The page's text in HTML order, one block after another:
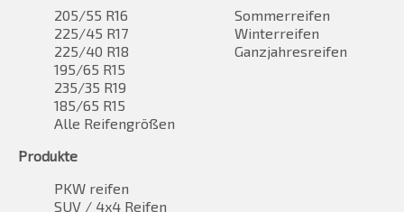
205/55 R16
225/45 R17
225/40 R18
195/65 R15
235/35 R19
185/65 R15
Alle Reifengrößen
Sommerreifen
Winterreifen
Ganzjahresreifen
Produkte
PKW reifen
SUV / 4x4 Reifen